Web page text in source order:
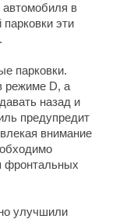
в
эти
парковки.
режиме D, а
назад и
предупредит
внимание
фронтальных
улучшили